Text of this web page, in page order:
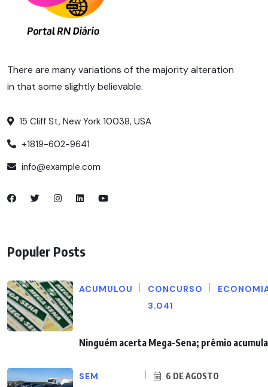
There are many variations of the majority alteration
in that some slightly believable.
15 Cliff St, New York 10038, USA
+1819-602-9641
info@example.com
Populer Posts
ACUMULOU
CONCURSO
3.041
Ninguém acerta Mega-Sena; prêmio
SEM
6 DE AGOSTO